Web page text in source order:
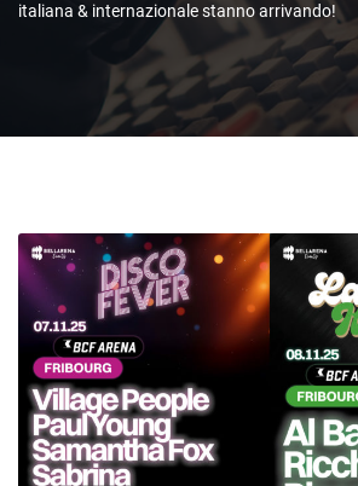
italiana & internazionale stanno arrivando!